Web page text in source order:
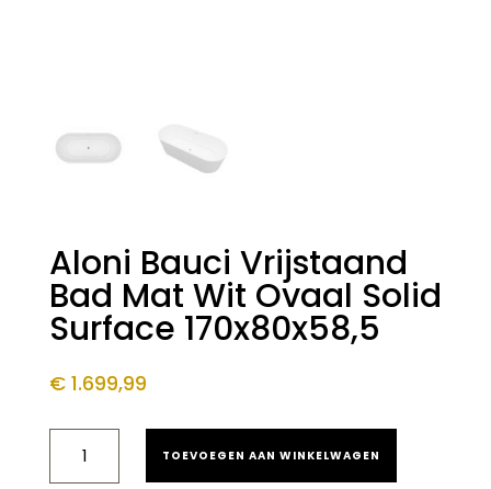
Aloni Bauci Vrijstaand
Bad Mat Wit Ovaal Solid
Surface 170x80x58,5
€1.699,99
BAUCI
VRIJSTAAND
TOEVOEGEN AAN WINKELWAGEN